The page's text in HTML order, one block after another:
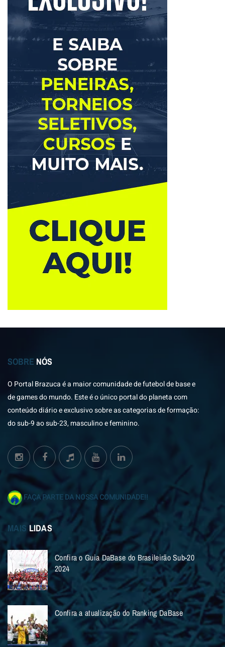
SOBRE NÓS
O Portal Brazuca é a maior comunidade de futebol de base e
de games do mundo. Este é o único portal do planeta com
conteúdo diário e exclusivo sobre as categorias de formação:
do sub-9 ao sub-23, masculino e feminino.
FAÇA PARTE DA NOSSA COMUNIDADE!!
MAIS LIDAS
Confira o Guia DaBase do Brasileirão Sub-20
2024
Confira a atualização do Ranking DaBase